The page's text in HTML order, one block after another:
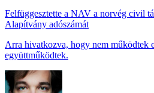
Felfüggesztette a NAV a norvég civil
Alapítvány adószámát
Arra hivatkozva, hogy nem működtek
együttműködtek.